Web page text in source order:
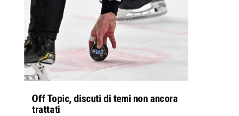
Off Topic, discuti di temi non ancora
trattati